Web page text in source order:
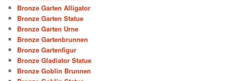
Bronze Garten Alligator
Bronze Garten Statue
Bronze Garten Urne
Bronze Gartenbrunnen
Bronze Gartenfigur
Bronze Gladiator Statue
Bronze Goblin Brunnen